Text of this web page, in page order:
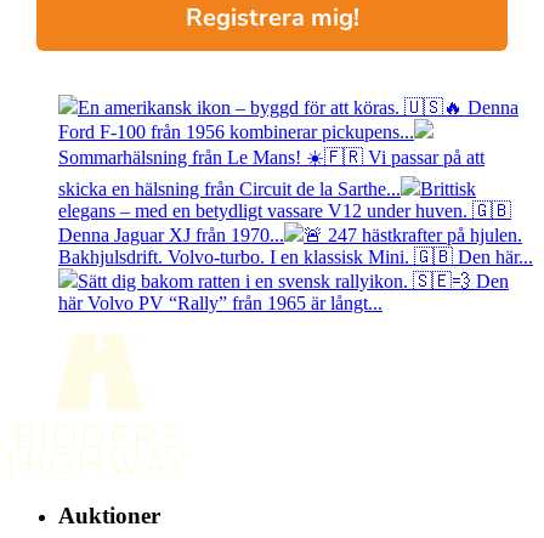
Registrera mig!
En amerikansk ikon – byggd för att köras. 🇺🇸🔥 Denna
Ford F-100 från 1956 kombinerar pickupens...
Sommarhälsning från Le Mans! ☀️🇫🇷 Vi passar på att
skicka en hälsning från Circuit de la Sarthe...
Brittisk
elegans – med en betydligt vassare V12 under huven. 🇬🇧
Denna Jaguar XJ från 1970...
🚨 247 hästkrafter på hjulen.
Bakhjulsdrift. Volvo-turbo. I en klassisk Mini. 🇬🇧 Den här...
Sätt dig bakom ratten i en svensk rallyikon. 🇸🇪💨 Den
här Volvo PV “Rally” från 1965 är långt...
Auktioner